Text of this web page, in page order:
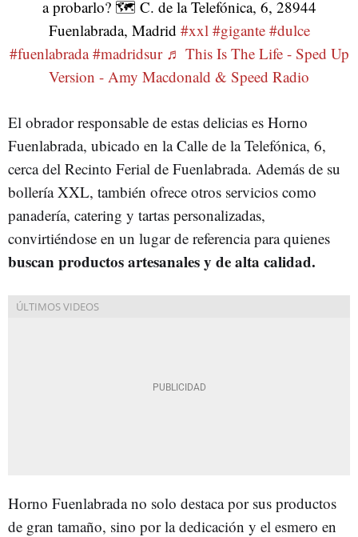
a probarlo? 🗺️ C. de la Telefónica, 6, 28944
Fuenlabrada, Madrid #xxl #gigante #dulce
#fuenlabrada #madridsur ♬ This Is The Life - Sped Up
Version - Amy Macdonald & Speed Radio
El obrador responsable de estas delicias es Horno
Fuenlabrada, ubicado en la Calle de la Telefónica, 6,
cerca del Recinto Ferial de Fuenlabrada. Además de su
bollería XXL, también ofrece otros servicios como
panadería, catering y tartas personalizadas,
convirtiéndose en un lugar de referencia para quienes
buscan productos artesanales y de alta calidad.
Horno Fuenlabrada no solo destaca por sus productos
de gran tamaño, sino por la dedicación y el esmero en